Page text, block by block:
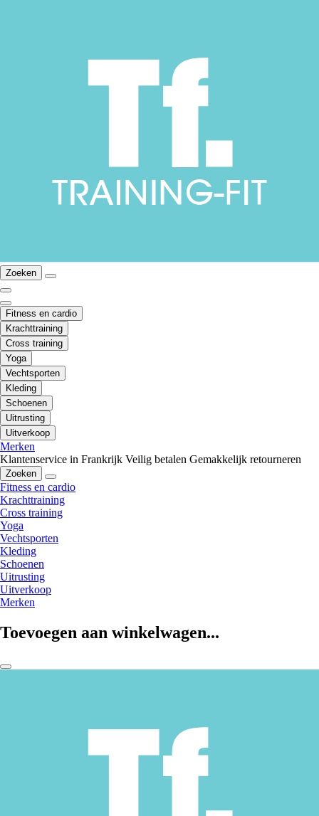
Zoeken
Fitness en cardio
Krachttraining
Cross training
Yoga
Vechtsporten
Kleding
Schoenen
Uitrusting
Uitverkoop
Merken
Klantenservice in Frankrijk Veilig betalen Gemakkelijk retourneren
Zoeken
Fitness en cardio
Krachttraining
Cross training
Yoga
Vechtsporten
Kleding
Schoenen
Uitrusting
Uitverkoop
Merken
Toevoegen aan winkelwagen...